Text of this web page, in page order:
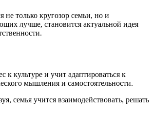
не только кругозор семьи, но и
лучше, становится актуальной идея
культуре и учит адаптироваться к
мышления и самостоятельности.
семья учится взаимодействовать, решать